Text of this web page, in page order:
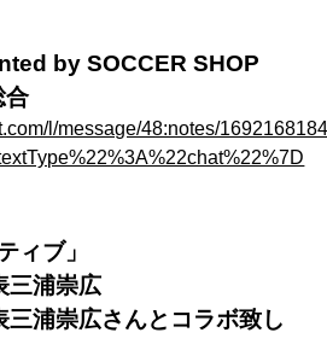
by SOCCER SHOP
l/message/48:notes/
ィブ」
三浦崇広
三浦崇広さんとコラボ致し